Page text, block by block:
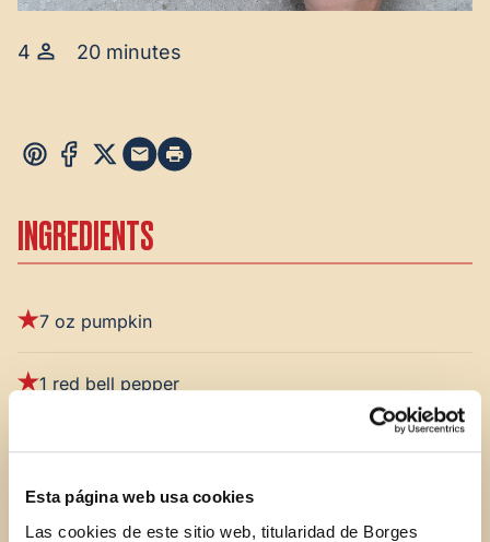
Esta página web usa cookies
Las cookies de este sitio web, titularidad de Borges
4 20 minutes
INGREDIENTS
7 oz pumpkin
1 red bell pepper
3 carrots